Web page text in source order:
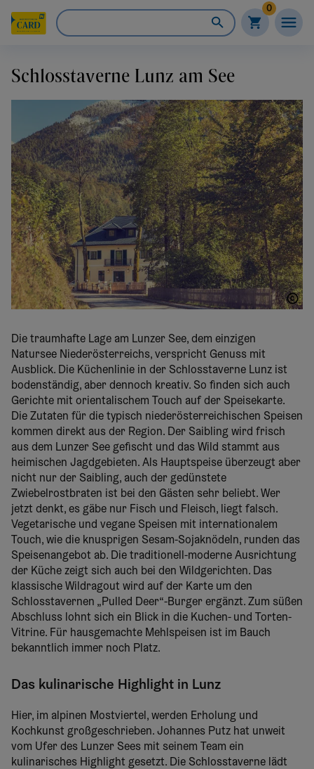
0
Schlosstaverne Lunz am See
Die traumhafte Lage am Lunzer See, dem einzigen
Natursee Niederösterreichs, verspricht Genuss mit
Ausblick. Die Küchenlinie in der Schlosstaverne Lunz ist
bodenständig, aber dennoch kreativ. So finden sich auch
Gerichte mit orientalischem Touch auf der Speisekarte.
Die Zutaten für die typisch niederösterreichischen Speisen
kommen direkt aus der Region. Der Saibling wird frisch
aus dem Lunzer See gefischt und das Wild stammt aus
heimischen Jagdgebieten. Als Hauptspeise überzeugt aber
nicht nur der Saibling, auch der gedünstete
Zwiebelrostbraten ist bei den Gästen sehr beliebt. Wer
jetzt denkt, es gäbe nur Fisch und Fleisch, liegt falsch.
Vegetarische und vegane Speisen mit internationalem
Touch, wie die knusprigen Sesam-Sojaknödeln, runden das
Speisenangebot ab. Die traditionell-moderne Ausrichtung
der Küche zeigt sich auch bei den Wildgerichten. Das
klassische Wildragout wird auf der Karte um den
Schlosstavernen „Pulled Deer“-Burger ergänzt. Zum süßen
Abschluss lohnt sich ein Blick in die Kuchen- und Torten-
Vitrine. Für hausgemachte Mehlspeisen ist im Bauch
bekanntlich immer noch Platz.
Das kulinarische Highlight in Lunz
Hier, im alpinen Mostviertel, werden Erholung und
Kochkunst großgeschrieben. Johannes Putz hat unweit
vom Ufer des Lunzer Sees mit seinem Team ein
kulinarisches Highlight gesetzt. Die Schlosstaverne lädt